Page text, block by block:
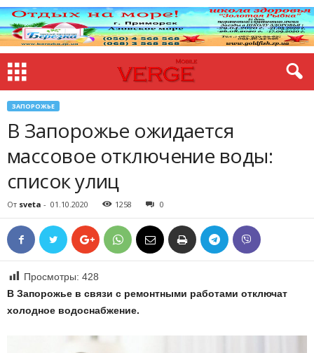
ЗАПОРОЖЬЕ
В Запорожье ожидается
массовое отключение воды:
список улиц
От sveta - 01.10.2020 1258 0
Просмотры: 428
В Запорожье в связи с ремонтными работами отключат
холодное водоснабжение.